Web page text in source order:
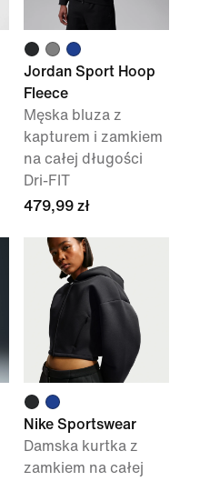
Jordan Sport Hoop
Fleece
Męska bluza z
kapturem i zamkiem
na całej długości
Dri-FIT
479,99 zł
Nike Sportswear
Damska kurtka z
zamkiem na całej